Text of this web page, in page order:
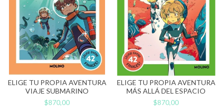
ELIGE TU PROPIA AVENTURA
VIAJE SUBMARINO
$870,00
ELIGE TU PROPIA AVENTURA
MÁS ALLÁ DEL ESPACIO
$870,00